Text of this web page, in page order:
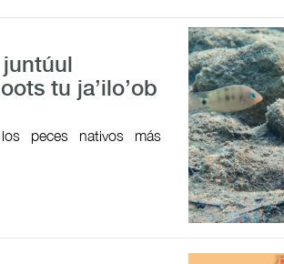
tu ja’ilo’ob
peces nativos más